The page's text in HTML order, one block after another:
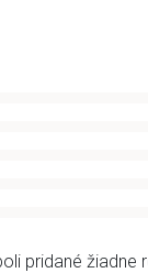
pridané žiadne